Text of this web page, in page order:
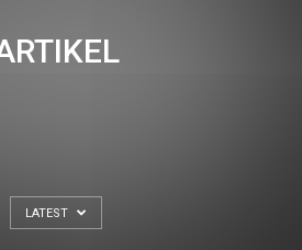
LATEST